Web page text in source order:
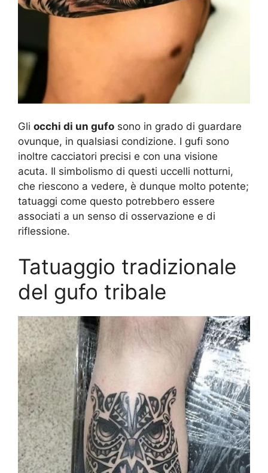
Gli occhi di un gufo sono in grado di guardare
ovunque, in qualsiasi condizione. I gufi sono
inoltre cacciatori precisi e con una visione
acuta. Il simbolismo di questi uccelli notturni,
che riescono a vedere, è dunque molto potente;
tatuaggi come questo potrebbero essere
associati a un senso di osservazione e di
riflessione.
Tatuaggio tradizionale
del gufo tribale